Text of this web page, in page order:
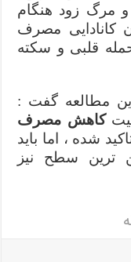
مرگ زود هنگام
کانادایی مصرف
حمله قلبی و سکته
مطالعه گفت :
کاهش مصرف
شده ، اما باید
ترین سطح نیز